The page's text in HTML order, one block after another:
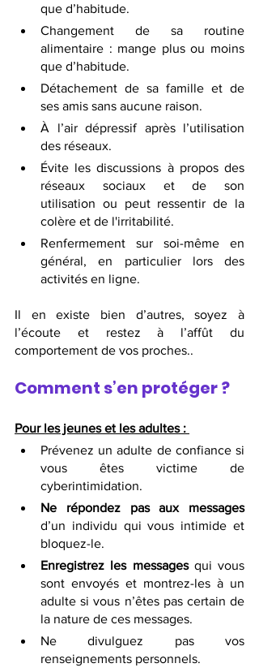
que d’habitude.
Changement de sa routine
alimentaire : mange plus ou moins
que d’habitude.
Détachement de sa famille et de
ses amis sans aucune raison.
À l’air dépressif après l’utilisation
des réseaux.
Évite les discussions à propos des
réseaux sociaux et de son
utilisation ou peut ressentir de la
colère et de l'irritabilité.
Renfermement sur soi-même en
général, en particulier lors des
activités en ligne.
Il en existe bien d’autres, soyez à
l’écoute et restez à l’affût du
comportement de vos proches..
Comment s’en protéger ?
Pour les jeunes et les adultes :
Prévenez un adulte de confiance si
vous êtes victime de
cyberintimidation.
Ne répondez pas aux messages
d’un individu qui vous intimide et
bloquez-le.
Enregistrez les messages qui vous
sont envoyés et montrez-les à un
adulte si vous n’êtes pas certain de
la nature de ces messages.
Ne divulguez pas vos
renseignements personnels.